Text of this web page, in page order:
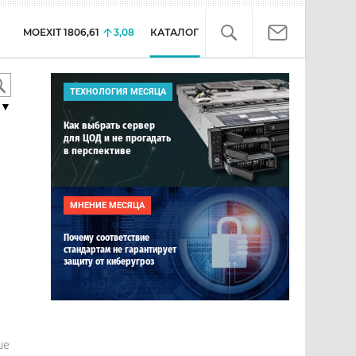
MOEXIT 1806,61 3,08 КАТАЛОГ
ТЕХНОЛОГИЯ МЕСЯЦА
Как выбрать сервер
для ЦОД и не прогадать
в перспективе
МНЕНИЕ МЕСЯЦА
Почему соответствие
стандартам не гарантирует
защиту от киберугроз